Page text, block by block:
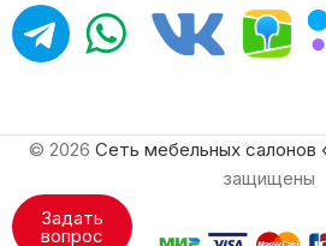
Задать
вопрос
© 2026 Сеть мебельных салонов
защищены